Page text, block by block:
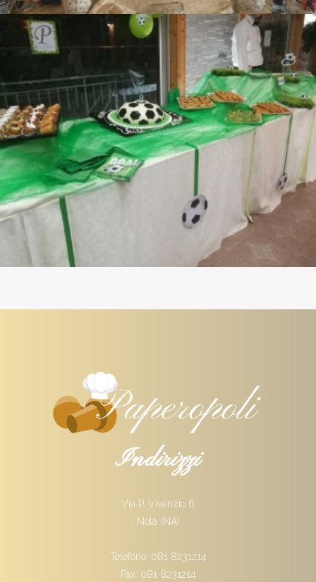
Indirizzi
Via P. Vivenzio 6
Nola (NA)
Telefono: 081 8231214
Fax: 081 8231214